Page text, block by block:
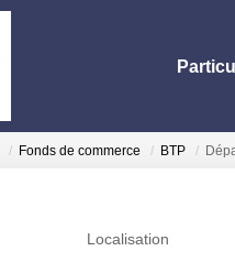
Fonds de commerce BTP
Localisation